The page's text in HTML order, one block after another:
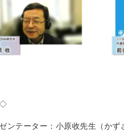
ンテーター：小原收先生（か